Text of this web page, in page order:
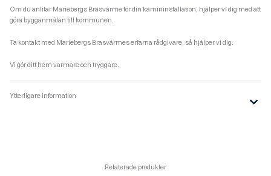
Om du anlitar Mariebergs Brasvärme för din kamininstallation, hjälper vi dig med att
göra bygganmälan till kommunen.
Ta kontakt med Mariebergs Brasvärmes erfarna rådgivare, så hjälper vi dig.
Vi gör ditt hem varmare och tryggare.
Ytterligare information
Relaterade produkter